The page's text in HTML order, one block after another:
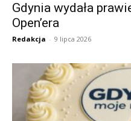
Gdynia wydała
Open’era
Redakcja - 9 lipca 2026